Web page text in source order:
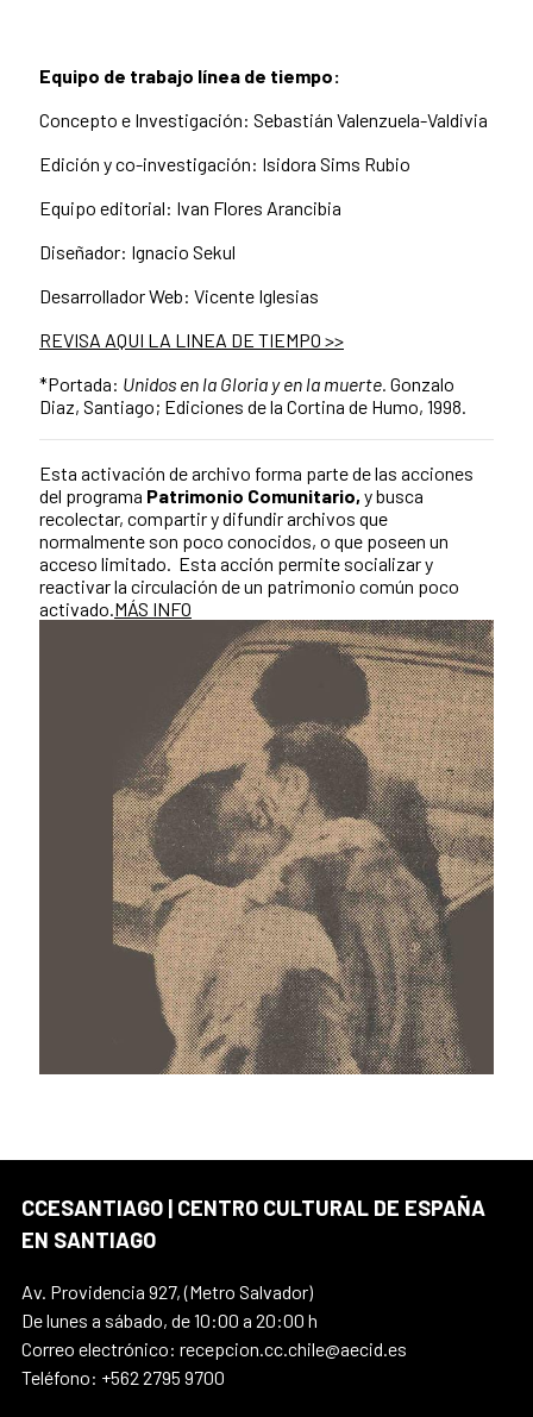
Equipo de trabajo línea de tiempo:
Concepto e Investigación: Sebastián Valenzuela-Valdivia
Edición y co-investigación: Isidora Sims Rubio
Equipo editorial: Ivan Flores Arancibia
Diseñador: Ignacio Sekul
Desarrollador Web: Vicente Iglesias
REVISA AQUI LA LINEA DE TIEMPO >>
*Portada: Unidos en la Gloria y en la muerte. Gonzalo
Diaz, Santiago; Ediciones de la Cortina de Humo, 1998.
Esta activación de archivo forma parte de las acciones
del programa Patrimonio Comunitario, y busca
recolectar, compartir y difundir archivos que
normalmente son poco conocidos, o que poseen un
acceso limitado. Esta acción permite socializar y
reactivar la circulación de un patrimonio común poco
activado.MÁS INFO
CCESANTIAGO | CENTRO CULTURAL DE ESPAÑA
EN SANTIAGO
Av. Providencia 927, (Metro Salvador)
De lunes a sábado, de 10:00 a 20:00 h
Correo electrónico: recepcion.cc.chile@aecid.es
Teléfono: +562 2795 9700